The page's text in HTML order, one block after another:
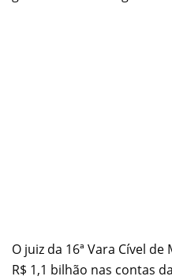
O juiz da 16ª Vara Cível
R$ 1,1 bilhão nas contas